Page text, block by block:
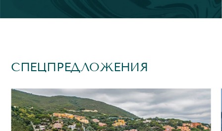
СПЕЦПРЕДЛОЖЕНИЯ